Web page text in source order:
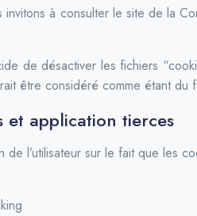
à consulter le site de la
de désactiver les fichiers
être considéré comme étant du
et application tierces
de l’utilisateur sur le fait que les